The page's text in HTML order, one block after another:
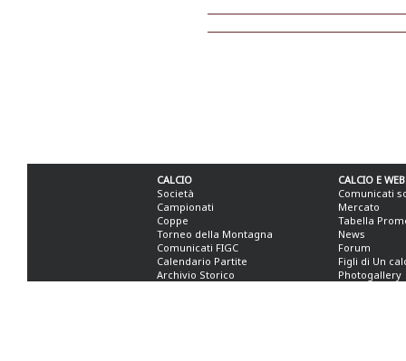
CALCIO
Società
Campionati
Coppe
Torneo della Montagna
Comunicati FIGC
Calendario Partite
Archivio Storico
CALCIO E WEB
Comunicati
Mercato
Tabella
News
Forum
Figli di Un
Photogallery